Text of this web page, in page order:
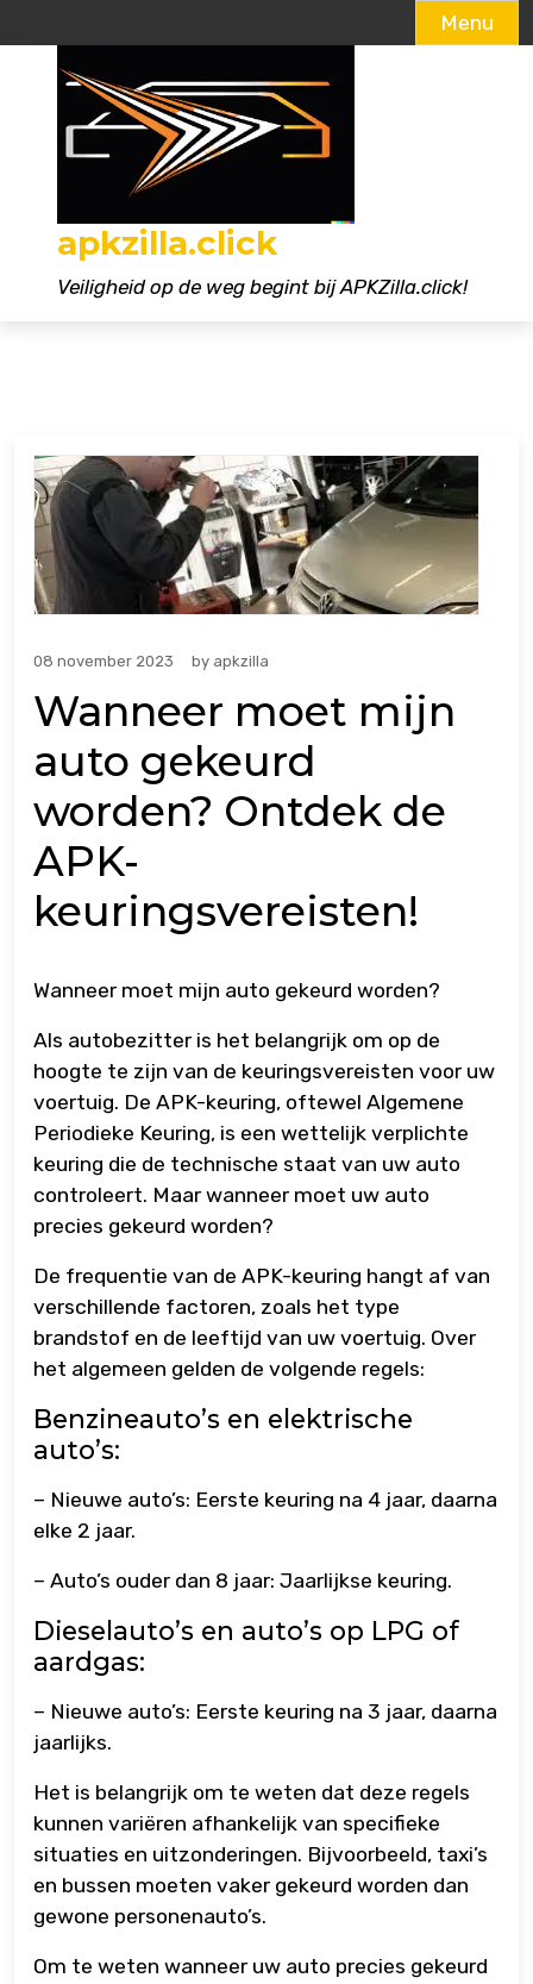
Menu
apkzilla.click
Veiligheid op de weg begint bij APKZilla.click!
08 november 2023 by apkzilla
Wanneer moet mijn
auto gekeurd
worden? Ontdek de
APK-
keuringsvereisten!
Wanneer moet mijn auto gekeurd worden?
Als autobezitter is het belangrijk om op de
hoogte te zijn van de keuringsvereisten voor uw
voertuig. De APK-keuring, oftewel Algemene
Periodieke Keuring, is een wettelijk verplichte
keuring die de technische staat van uw auto
controleert. Maar wanneer moet uw auto
precies gekeurd worden?
De frequentie van de APK-keuring hangt af van
verschillende factoren, zoals het type
brandstof en de leeftijd van uw voertuig. Over
het algemeen gelden de volgende regels:
Benzineauto’s en elektrische
auto’s:
– Nieuwe auto’s: Eerste keuring na 4 jaar, daarna
elke 2 jaar.
– Auto’s ouder dan 8 jaar: Jaarlijkse keuring.
Dieselauto’s en auto’s op LPG of
aardgas:
– Nieuwe auto’s: Eerste keuring na 3 jaar, daarna
jaarlijks.
Het is belangrijk om te weten dat deze regels
kunnen variëren afhankelijk van specifieke
situaties en uitzonderingen. Bijvoorbeeld, taxi’s
en bussen moeten vaker gekeurd worden dan
gewone personenauto’s.
Om te weten wanneer uw auto precies gekeurd